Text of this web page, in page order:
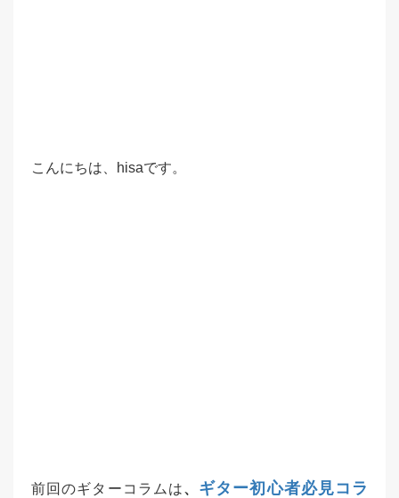
こんにちは、hisaです。
前回のギターコラムは、 ギター初心者必見コラ